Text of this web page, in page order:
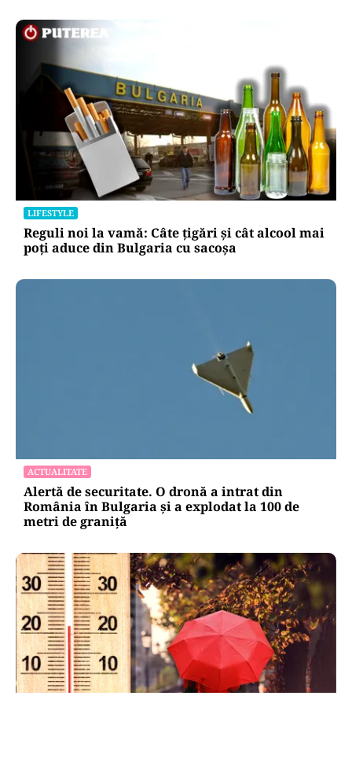
LIFESTYLE
Reguli noi la vamă: Câte țigări și cât alcool mai
poți aduce din Bulgaria cu sacoșa
ACTUALITATE
Alertă de securitate. O dronă a intrat din
România în Bulgaria şi a explodat la 100 de
metri de graniţă